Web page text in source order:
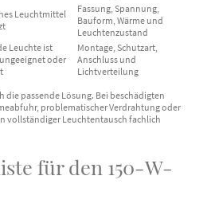
Leuchtmittel
Fassung, Spannung,
Bauform, Wärme und
Leuchtenzustand
Leuchte ist
oder
Montage, Schutzart,
Anschluss und
Lichtverteilung
die passende Lösung. Bei beschädigten
problematischer Verdrahtung oder
vollständiger Leuchtentausch fachlich
für den 150-W-